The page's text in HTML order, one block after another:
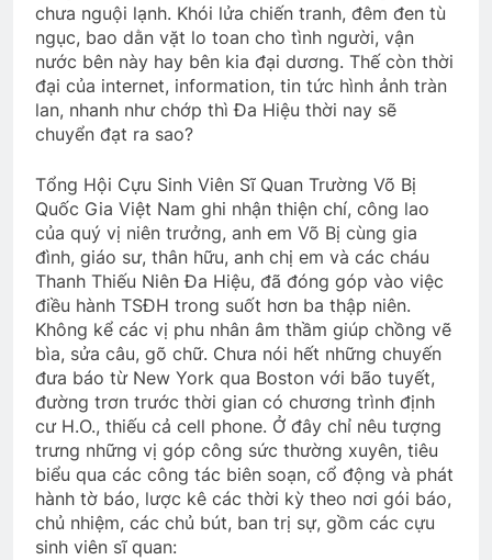
Hoa Kỳ giải mã hồ sơ VN năm 1963
2 Years Ago
Đêm Xuân – Phạm Duy – Thái Hiền
QUÀ TẶNG CỦA ANH LÍNH THỦY
3 Years Ago
MÙA XUÂN ĐANG VỀ, VỀ CÙNG ANH,
EM NHÉ!
3 Years Ago
HOA ĐÀO CHÙA ĐẠI LÂM (Bạch Cư Dị)
3 Years Ago
chưa nguội lạnh. Khói lửa chiến tranh, đêm đen tù
ngục, bao dằn vặt lo toan cho tình người, vận
nước bên này hay bên kia đại dương. Thế còn thời
đại của internet, information, tin tức hình ảnh tràn
lan, nhanh như chớp thì Đa Hiệu thời nay sẽ
chuyển đạt ra sao?
Tổng Hội Cựu Sinh Viên Sĩ Quan Trường Võ Bị
Quốc Gia Việt Nam ghi nhận thiện chí, công lao
của quý vị niên trưởng, anh em Võ Bị cùng gia
đình, giáo sư, thân hữu, anh chị em và các cháu
Thanh Thiếu Niên Đa Hiệu, đã đóng góp vào việc
điều hành TSĐH trong suốt hơn ba thập niên.
Không kể các vị phu nhân âm thầm giúp chồng vẽ
bìa, sửa câu, gõ chữ. Chưa nói hết những chuyến
đưa báo từ New York qua Boston với bão tuyết,
đường trơn trước thời gian có chương trình định
cư H.O., thiếu cả cell phone. Ở đây chỉ nêu tượng
trưng những vị góp công sức thường xuyên, tiêu
biểu qua các công tác biên soạn, cổ động và phát
hành tờ báo, lược kê các thời kỳ theo nơi gói báo,
chủ nhiệm, các chủ bút, ban trị sự, gồm các cựu
sinh viên sĩ quan: